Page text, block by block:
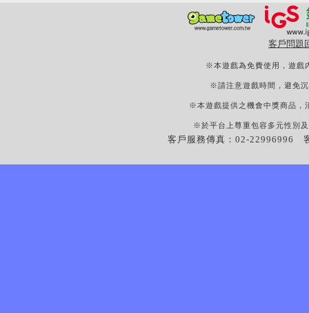
客戶問題
※本遊戲為免費使用，遊戲
※請注意遊戲時間，避免
※本遊戲提供之機會中獎商品，
※於平台上尊重包容多元性別
客戶服務傳真：02-22996996